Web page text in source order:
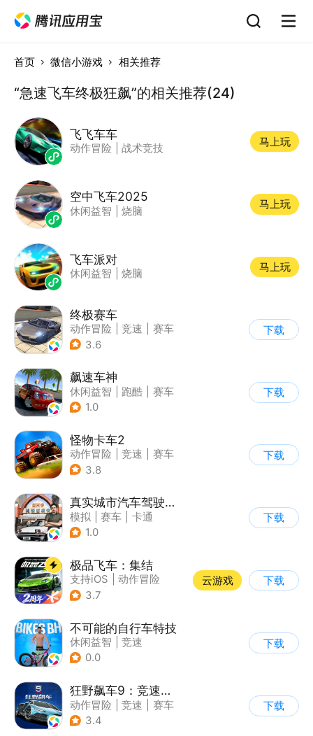
首页 微信小游戏 相关推荐
“急速飞车终极狂飙”的相关推荐(24)
飞飞车车
动作冒险 战术竞技
马上玩
空中飞车2025
休闲益智 烧脑
马上玩
飞车派对
休闲益智 烧脑
马上玩
终极赛车
动作冒险 竞速
赛车
3.6
下载
飙速车神
休闲益智 跑酷
赛车
| 漂移
1.0
下载
怪物卡车2
动作冒险 竞速
赛车
| 卡通
3.8
下载
真实城市汽车驾驶3D
模拟 赛车
卡通
| 竞速
1.0
下载
极品飞车：集结
支持iOS
动作冒险
| 竞速
3.7
云游戏 下载
不可能的自行车特技
休闲益智
竞速
| 自行车
0.0
下载
狂野飙车9：竞速传奇
动作冒险 竞速
赛车
| 狂野飙车
3.4
下载